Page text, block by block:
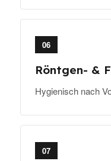
06
Röntgen- &
Hygienisch nach
07